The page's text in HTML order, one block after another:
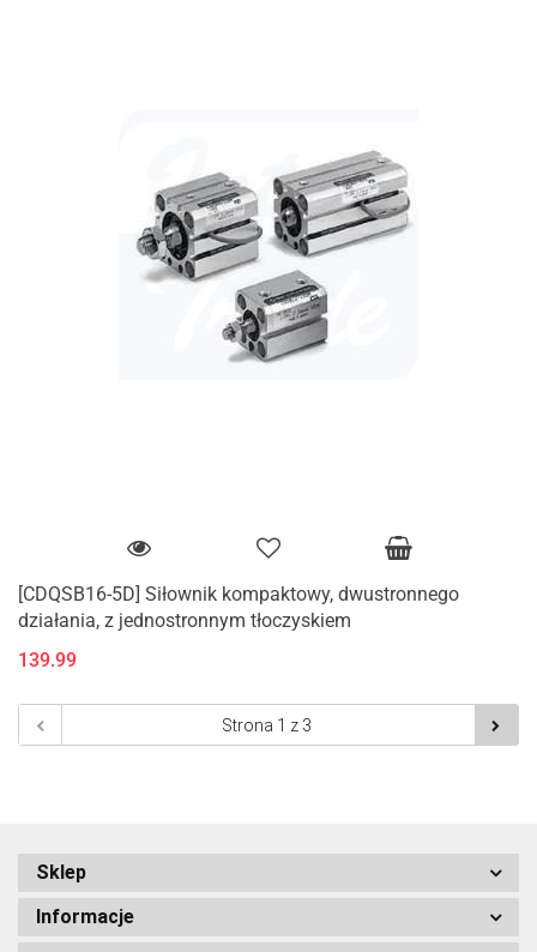
[CDQSB16-5D] Siłownik kompaktowy, dwustronnego
działania, z jednostronnym tłoczyskiem
139.99
Sklep
Informacje